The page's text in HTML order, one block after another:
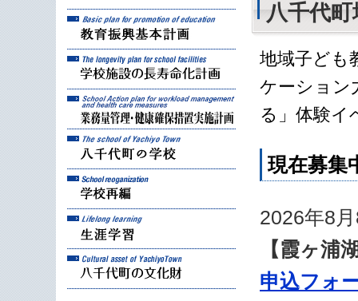
教育振興基本計画
学校施設の長寿命化計
業務量管理・健康確保
学校再編
生涯学習
八千代町の文化財
八千代
地域子ども
ケーション
る」体験イ
現在募集
2026年8
【霞ヶ浦
申込フォ